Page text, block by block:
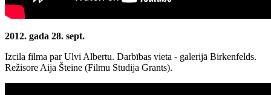
2012. gada 28. sept.
Izcila filma par Ulvi Albertu. Darbības vieta - galerijā Birkenfelds.
Režisore Aija Šteine (Filmu Studija Grants).